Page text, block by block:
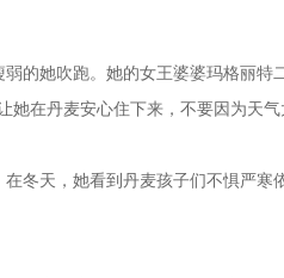
她吹跑。她的女王婆婆玛格丽特
在丹麦安心住下来，不要因为天气
天，她看到丹麦孩子们不惧严寒